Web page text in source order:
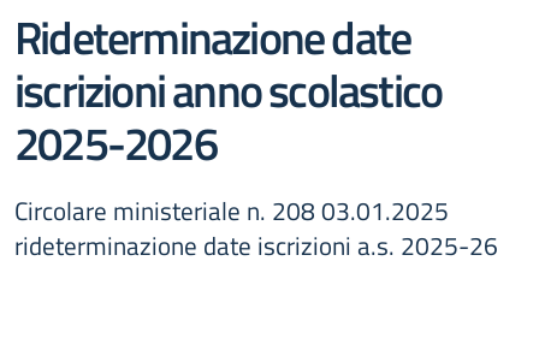
Rideterminazione date
iscrizioni anno scolastico
2025-2026
Circolare ministeriale n. 208 03.01.2025
rideterminazione date iscrizioni a.s. 2025-26